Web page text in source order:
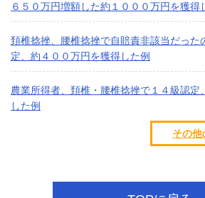
６５０万円増額した約１０００万円を獲得
頚椎捻挫、腰椎捻挫で自賠責非該当だった
定、約４００万円を獲得した例
農業所得者、頚椎・腰椎捻挫で１４級認定
した例
その他